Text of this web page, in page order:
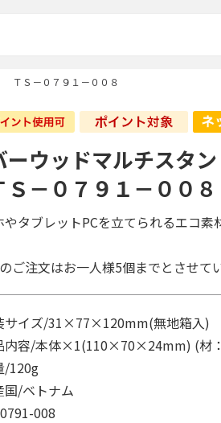
ＴＳ－０７９１－００８
ーウッドマルチスタン
－０７９１－００８
やタブレットPCを立てられるエコ
ご注文はお一人様5個までとさせて
イズ/31×77×120mm(無地箱入)
容/本体×1(110×70×24mm) (材
/120g
/ベトナム
008